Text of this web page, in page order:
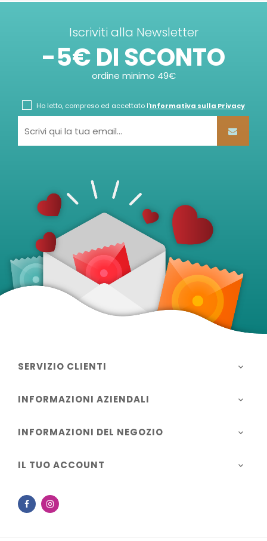
Iscriviti alla Newsletter
-5€ DI SCONTO
ordine minimo 49€
Ho letto, compreso ed accettato l'Informativa sulla Privacy
SERVIZIO CLIENTI 
INFORMAZIONI AZIENDALI 
INFORMAZIONI DEL NEGOZIO 
IL TUO ACCOUNT 
Facebook